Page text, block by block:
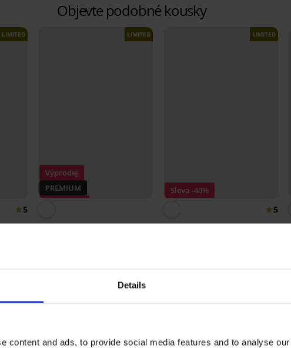
Details
content and ads, to provide social media features and to analyse
Objevte podobné kousky
LIMITED
5
Výprodej
PREMIUM
LIMITED
Dámský bavlněný pyžamový
Sleva -40%
LIMITED
5
Saténové pyžamo Luisa